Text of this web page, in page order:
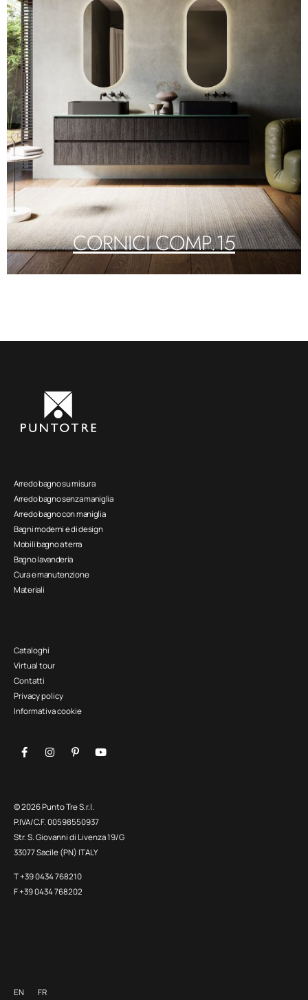
CORNICI COMP.15
Arredo bagno su misura
Arredo bagno senza maniglia
Arredo bagno con maniglia
Bagni moderni e di design
Mobili bagno a terra
Bagno lavanderia
Cura e manutenzione
Materiali
Cataloghi
Virtual tour
Contatti
Privacy policy
Informativa cookie
© 2026 Punto Tre S.r.l.
P.IVA/C.F. 00598550937
Str. S. Giovanni di Livenza 19/G
33077 Sacile (PN) ITALY
T +39 0434 768210
F +39 0434 768202
EN FR